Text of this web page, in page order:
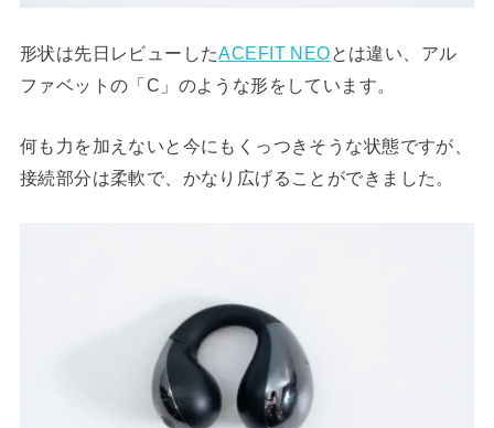
形状は先日レビューしたACEFIT NEOとは違い、アル
ファベットの「C」のような形をしています。
何も力を加えないと今にもくっつきそうな状態ですが、
接続部分は柔軟で、かなり広げることができました。